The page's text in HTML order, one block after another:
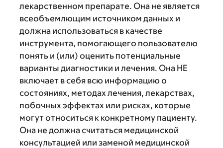
лекарственном препарате. Она не является
всеобъемлющим источником данных и
должна использоваться в качестве
инструмента, помогающего пользователю
понять и (или) оценить потенциальные
варианты диагностики и лечения. Она НЕ
включает в себя всю информацию о
состояниях, методах лечения, лекарствах,
побочных эффектах или рисках, которые
могут относиться к конкретному пациенту.
Она не должна считаться медицинской
консультацией или заменой медицинской